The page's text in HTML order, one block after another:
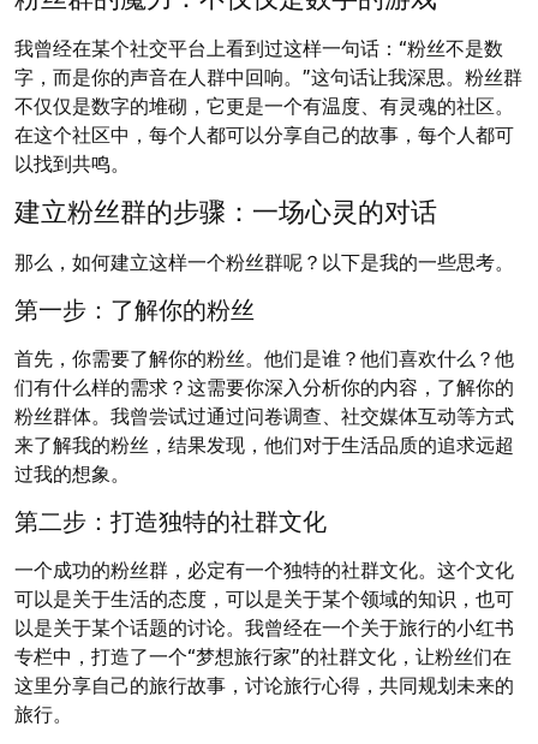
我曾经在某个社交平台上看到过这样一句话：“粉丝不是数
字，而是你的声音在人群中回响。”这句话让我深思。粉丝群
不仅仅是数字的堆砌，它更是一个有温度、有灵魂的社区。
在这个社区中，每个人都可以分享自己的故事，每个人都可
以找到共鸣。
建立粉丝群的步骤：一场心灵的对话
那么，如何建立这样一个粉丝群呢？以下是我的一些思考。
第一步：了解你的粉丝
首先，你需要了解你的粉丝。他们是谁？他们喜欢什么？他
们有什么样的需求？这需要你深入分析你的内容，了解你的
粉丝群体。我曾尝试过通过问卷调查、社交媒体互动等方式
来了解我的粉丝，结果发现，他们对于生活品质的追求远超
过我的想象。
第二步：打造独特的社群文化
一个成功的粉丝群，必定有一个独特的社群文化。这个文化
可以是关于生活的态度，可以是关于某个领域的知识，也可
以是关于某个话题的讨论。我曾经在一个关于旅行的小红书
专栏中，打造了一个“梦想旅行家”的社群文化，让粉丝们在
这里分享自己的旅行故事，讨论旅行心得，共同规划未来的
旅行。